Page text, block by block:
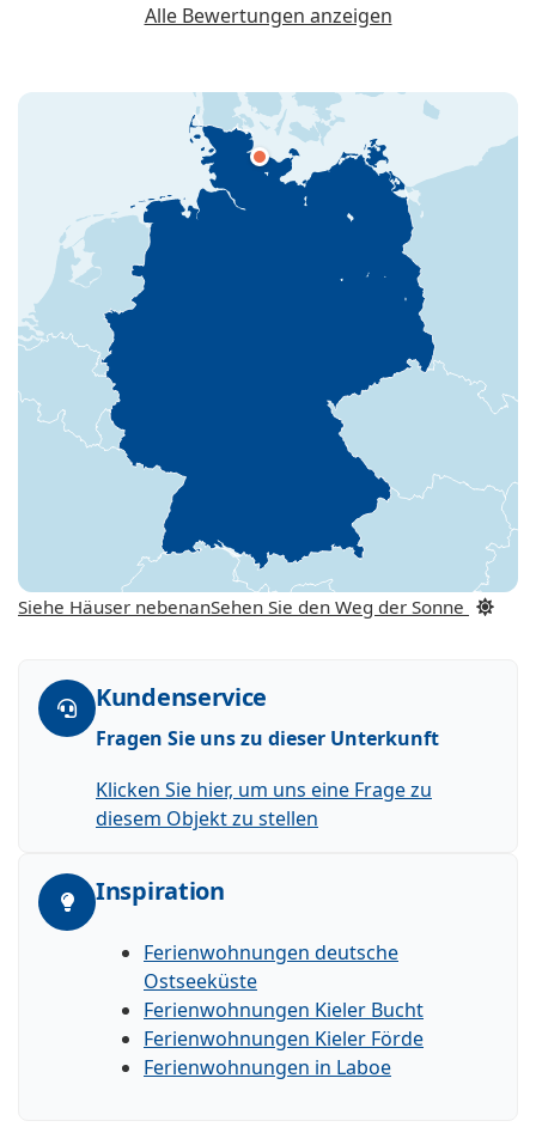
Alle Bewertungen anzeigen
Siehe Häuser nebenanSehen Sie den Weg der Sonne
Kundenservice
Fragen Sie uns zu dieser Unterkunft
Klicken Sie hier, um uns eine Frage zu
diesem Objekt zu stellen
Inspiration
Ferienwohnungen deutsche
Ostseeküste
Ferienwohnungen Kieler Bucht
Ferienwohnungen Kieler Förde
Ferienwohnungen in Laboe